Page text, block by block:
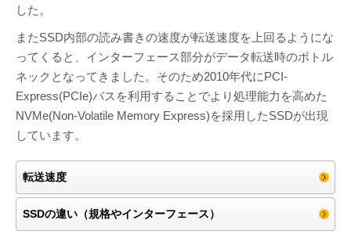
した。
またSSD内部の読み書きの速度が転送速度を上回るようにな
ってくると、インターフェース部分がデータ転送時のボトル
ネックとなってきました。そのため2010年代にPCI-
Express(PCIe)バスを利用することでより処理能力を高めた
NVMe(Non-Volatile Memory Express)を採用したSSDが出現
しています。
転送速度
SSDの違い（規格やインターフェース）